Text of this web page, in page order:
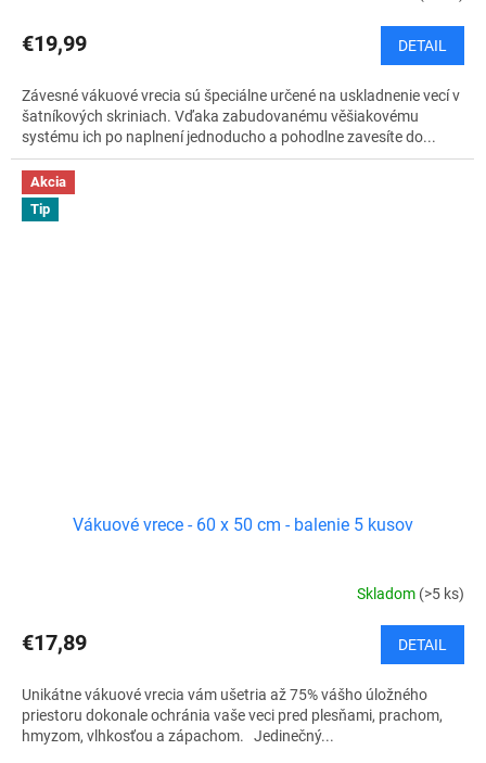
€19,99 DETAIL
Závesné vákuové vrecia sú špeciálne určené na uskladnenie vecí v
šatníkových skriniach. Vďaka zabudovanému věšiakovému
systému ich po naplnení jednoducho a pohodlne zavesíte do...
Akcia
Tip
Vákuové vrece - 60 x 50 cm - balenie 5 kusov
Skladom (>5 ks)
€17,89 DETAIL
Unikátne vákuové vrecia vám ušetria až 75% vášho úložného
priestoru dokonale ochránia vaše veci pred plesňami, prachom,
hmyzom, vlhkosťou a zápachom. Jedinečný...